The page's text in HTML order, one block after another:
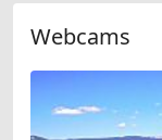
Webcams